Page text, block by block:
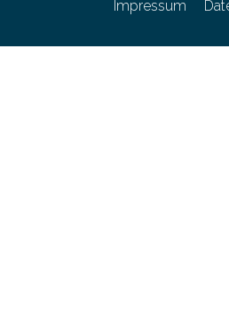
Impressum